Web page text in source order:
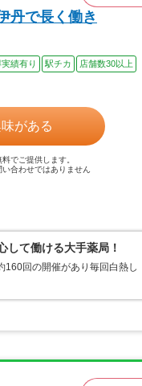
丹で長く働き
績有り 駅チカ
店舗数30以上
がある
でご提供します。
合わせではありません
して働ける大手薬局！
160回の開催があり毎回白熱し